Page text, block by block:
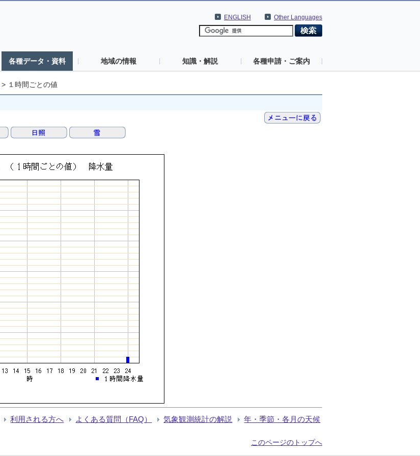
Other Languages
ENGLISH
各種データ・資料 地域の情報 知識・解説 各種申請・ご案内
> １時間ごとの値
利用される方へ よくある質問（FAQ） 気象観測統計の解説 年・季節・各月の天候
このページのトップへ